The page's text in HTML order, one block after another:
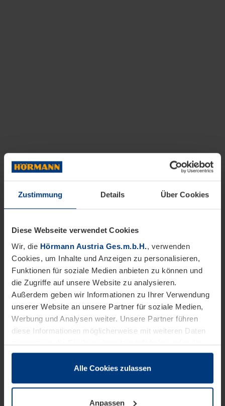
Zustimmung Details Über Cookies
Diese Webseite verwendet Cookies
Wir, die Hörmann Austria Ges.m.b.H., verwenden
Cookies, um Inhalte und Anzeigen zu personalisieren,
Funktionen für soziale Medien anbieten zu können und
die Zugriffe auf unsere Website zu analysieren.
Außerdem geben wir Informationen zu Ihrer Verwendung
unserer Website an unsere Partner für soziale Medien,
Werbung und Analysen weiter. Unsere Partner führen
diese Informationen möglicherweise mit weiteren Daten
zusammen, die Sie ihnen bereitgestellt haben oder die
sie im Rahmen Ihrer Nutzung der Dienste gesammelt
wenn diese für den Betrieb dieser Seite unbedingt
notwendig sind. Für alle anderen Cookie-Typen benötigen
Alle Cookies zulassen
Anpassen